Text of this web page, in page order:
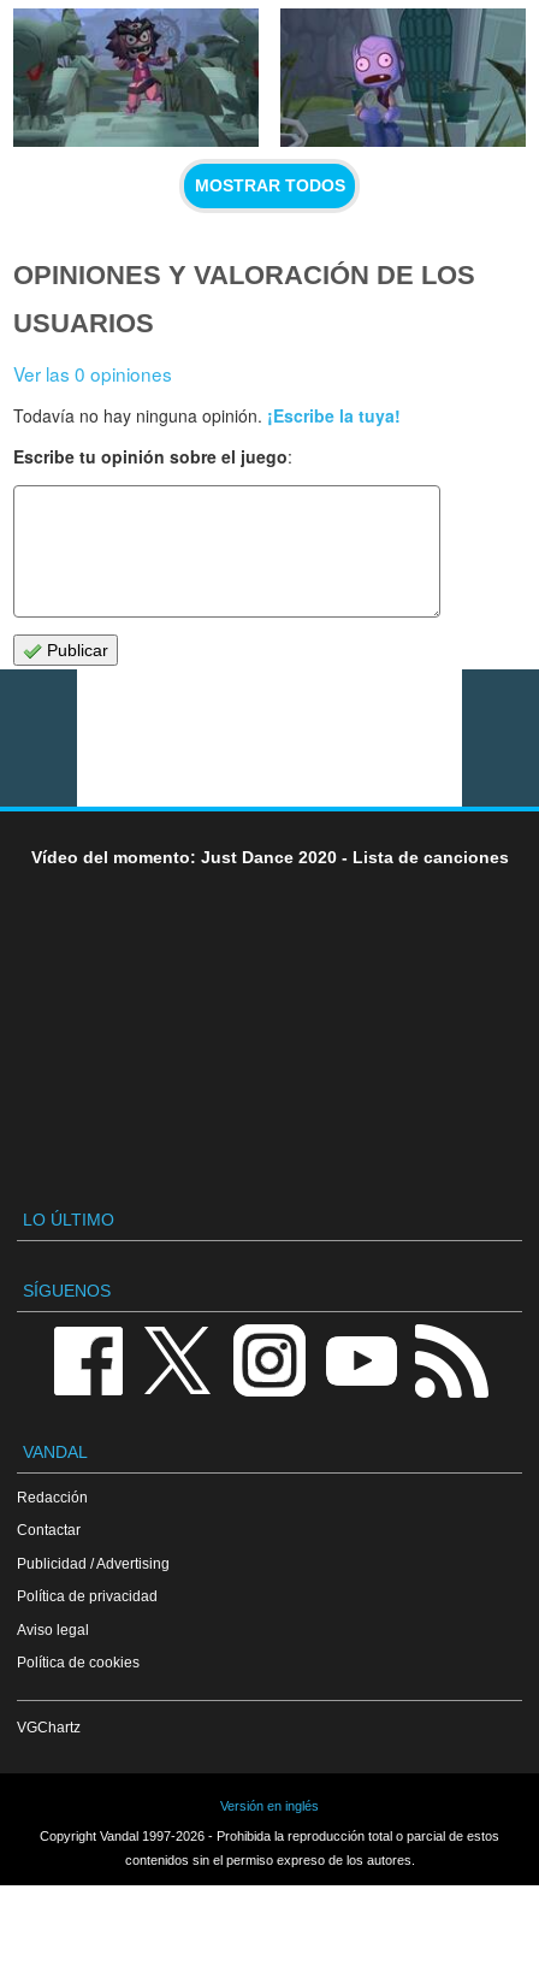
MOSTRAR TODOS
OPINIONES Y VALORACIÓN DE LOS
USUARIOS
Ver las 0 opiniones
Todavía no hay ninguna opinión. ¡Escribe la tuya!
Escribe tu opinión sobre el juego:
Publicar
Vídeo del momento: Just Dance 2020 - Lista de canciones
LO ÚLTIMO
SÍGUENOS
VANDAL
Redacción
Contactar
Publicidad / Advertising
Política de privacidad
Aviso legal
Política de cookies
VGChartz
Versión en inglés
Copyright Vandal 1997-2026 - Prohibida la reproducción total o parcial de estos
contenidos sin el permiso expreso de los autores.